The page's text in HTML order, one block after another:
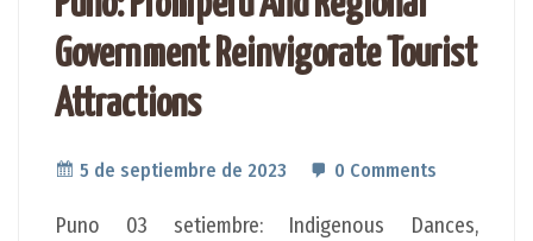
Government Reinvigorate Tourist
Attractions
5 de septiembre de 2023 0 Comments
Puno 03 setiembre: Indigenous Dances,